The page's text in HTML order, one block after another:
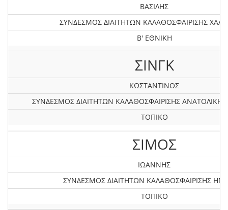
ΒΑΣΙΛΗΣ
ΣΥΝΔΕΣΜΟΣ ΔΙΑΙΤΗΤΩΝ ΚΑΛΑΘΟΣΦΑΙΡΙΣΗΣ
Β' ΕΘΝΙΚΗ
ΣΙΝΓΚ
ΚΩΣΤΑΝΤΙΝΟΣ
ΣΥΝΔΕΣΜΟΣ ΔΙΑΙΤΗΤΩΝ ΚΑΛΑΘΟΣΦΑΙΡΙΣΗΣ
ΤΟΠΙΚΟ
ΣΙΜΟΣ
ΙΩΑΝΝΗΣ
ΣΥΝΔΕΣΜΟΣ ΔΙΑΙΤΗΤΩΝ ΚΑΛΑΘΟΣΦΑΙΡΙΣΗΣ
ΤΟΠΙΚΟ